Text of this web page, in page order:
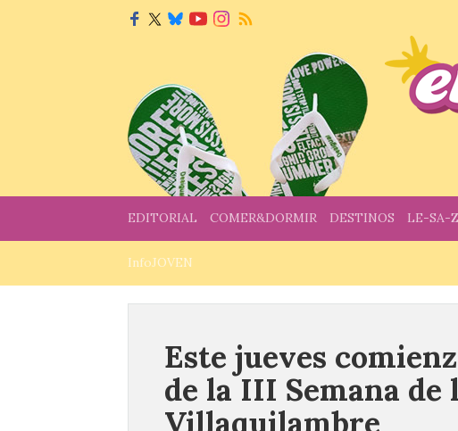
EDITORIAL COMER&DORMIR DESTINOS LE-SA-
InfoJOVEN
Este jueves
de la III Semana de
Villaquilambre